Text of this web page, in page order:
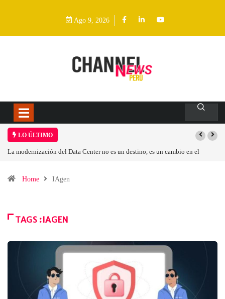
Ago 9, 2026
LO ÚLTIMO
Los ingresos por semiconductores aumentarán más de un 94 % en 2026
Home IAgen
TAGS :IAGEN